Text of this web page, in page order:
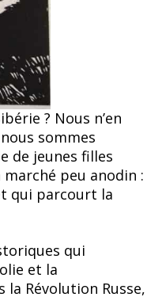
? Nous n’en
sommes
de jeunes filles
peu anodin :
qui parcourt la
qui
et la
Révolution Russe,